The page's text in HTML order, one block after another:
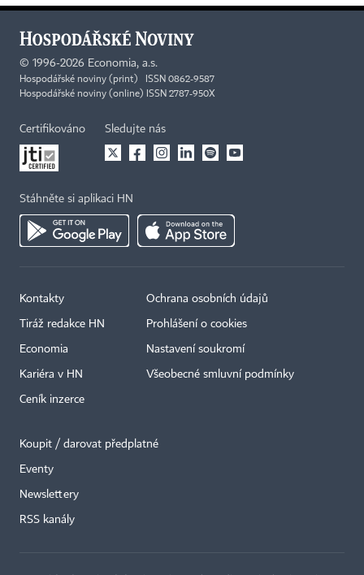
© 1996-2026 Economia, a.s.
Hospodářské noviny (print) ISSN 0862-9587
Hospodářské noviny (online) ISSN 2787-950X
Certifikováno Sledujte nás
Stáhněte si aplikaci HN
Kontakty
Tiráž redakce HN
Economia
Kariéra v HN
Ceník inzerce
Ochrana osobních údajů
Prohlášení o cookies
Nastavení soukromí
Všeobecné smluvní podmínky
Koupit / darovat předplatné
Eventy
Newslettery
RSS kanály